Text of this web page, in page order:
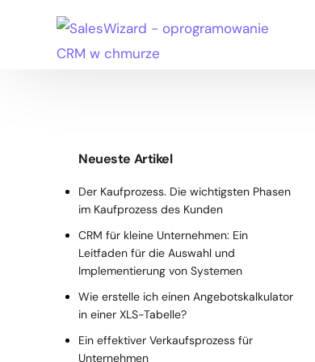
Neueste Artikel
Der Kaufprozess. Die wichtigsten Phasen
im Kaufprozess des Kunden
CRM für kleine Unternehmen: Ein
Leitfaden für die Auswahl und
Implementierung von Systemen
Wie erstelle ich einen Angebotskalkulator
in einer XLS-Tabelle?
Ein effektiver Verkaufsprozess für
Unternehmen